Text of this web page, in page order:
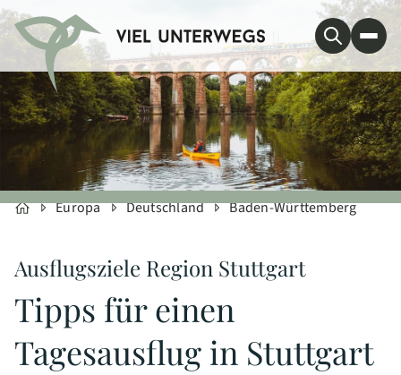
Europa Deutschland Baden-Württemberg
Ausflugsziele Region Stuttgart
Tipps für einen
Tagesausflug in Stuttgart